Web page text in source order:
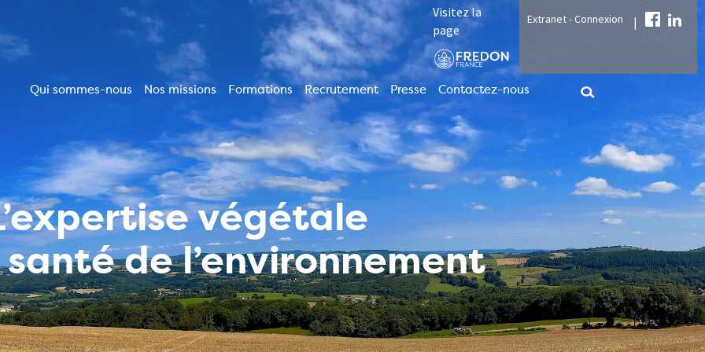
Visitez la
page
Extranet - Connexion |
Navigation
principale
Qui sommes-nous Nos missions Formations Recrutement Presse Contactez-nous
végétale
de l’environnement